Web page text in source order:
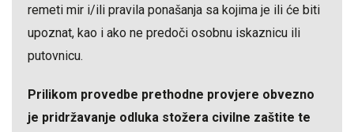
remeti mir i/ili pravila ponašanja sa kojima je ili će biti
upoznat, kao i ako ne predoči osobnu iskaznicu ili
putovnicu.
Prilikom provedbe prethodne provjere obvezno
je pridržavanje odluka stožera civilne zaštite te